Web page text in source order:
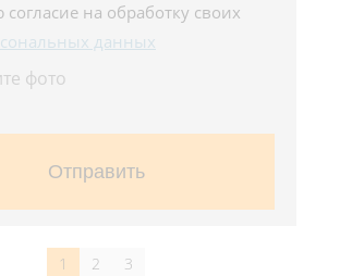
на обработку своих
данных
фото
Отправить
1 2 3